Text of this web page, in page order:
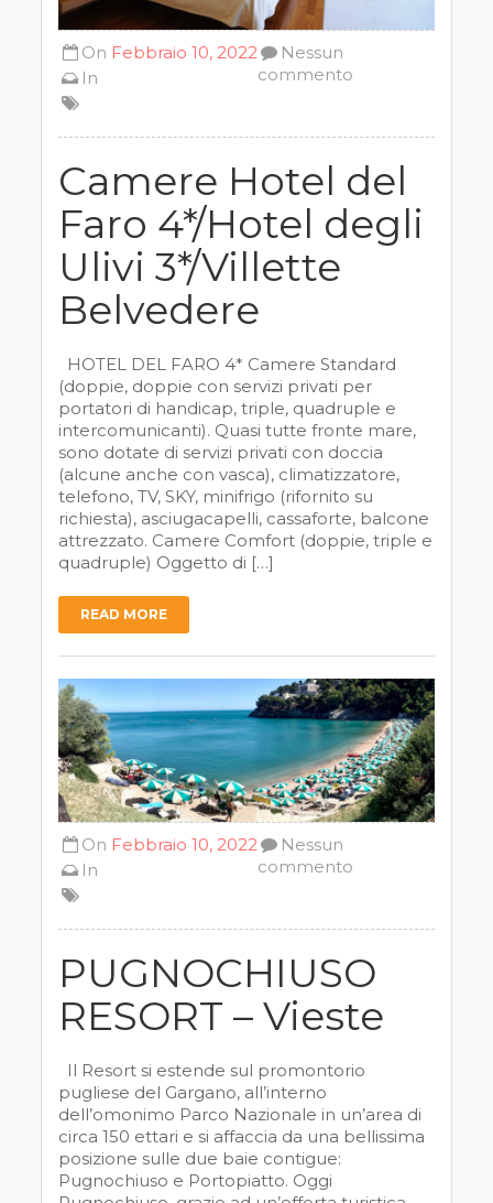
On Febbraio 10, 2022
In
Nessun
commento
Camere Hotel del
Faro 4*/Hotel degli
Ulivi 3*/Villette
Belvedere
HOTEL DEL FARO 4* Camere Standard
(doppie, doppie con servizi privati per
portatori di handicap, triple, quadruple e
intercomunicanti). Quasi tutte fronte mare,
sono dotate di servizi privati con doccia
(alcune anche con vasca), climatizzatore,
telefono, TV, SKY, minifrigo (rifornito su
richiesta), asciugacapelli, cassaforte, balcone
attrezzato. Camere Comfort (doppie, triple e
quadruple) Oggetto di […]
READ MORE
On Febbraio 10, 2022
In
Nessun
commento
PUGNOCHIUSO
RESORT – Vieste
Il Resort si estende sul promontorio
pugliese del Gargano, all’interno
dell’omonimo Parco Nazionale in un’area di
circa 150 ettari e si affaccia da una bellissima
posizione sulle due baie contigue:
Pugnochiuso e Portopiatto. Oggi